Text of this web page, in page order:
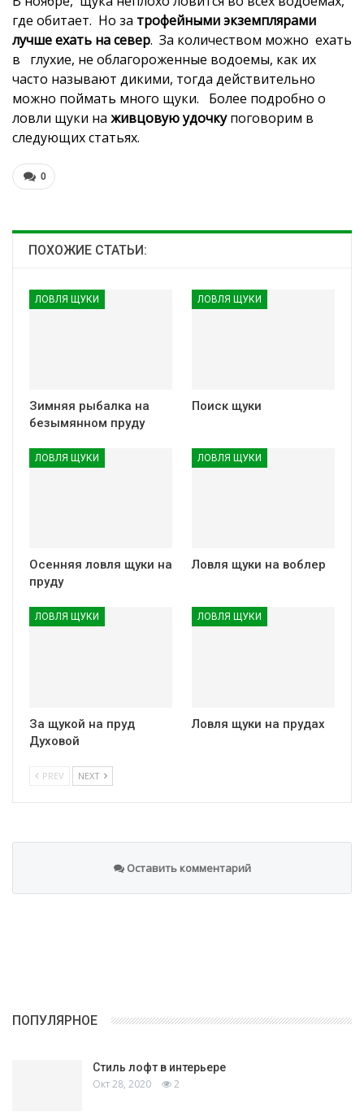
где обитает. Но за трофейными экземплярами
лучше ехать на север. За количеством можно ехать
в глухие, не облагороженные водоемы, как их
часто называют дикими, тогда действительно
можно поймать много щуки. Более подробно о
ловли щуки на живцовую удочкупоговорим в
следующих статьях.
0
ПОХОЖИЕ СТАТЬИ:
ЛОВЛЯ ЩУКИ
Зимняя рыбалка на
безымянном пруду
ЛОВЛЯ ЩУКИ
Поиск щуки
ЛОВЛЯ ЩУКИ
Осенняя ловля щуки на
пруду
ЛОВЛЯ ЩУКИ
Ловля щуки на воблер
ЛОВЛЯ ЩУКИ
За щукой на пруд
Духовой
ЛОВЛЯ ЩУКИ
Ловля щуки на прудах
PREV NEXT
Оставить комментарий
ПОПУЛЯРНОЕ
Стиль лофт в интерьере
Окт 28, 2020 2